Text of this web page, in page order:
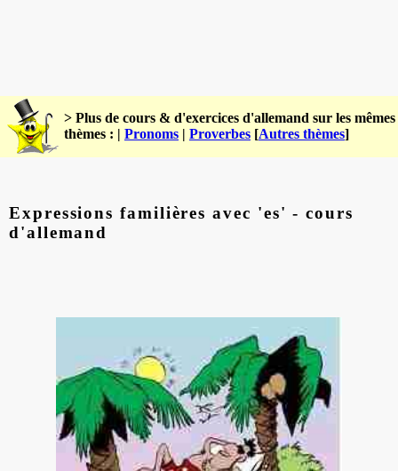
> Plus de cours & d'exercices d'allemand sur les mêmes
thèmes : | Pronoms | Proverbes [Autres thèmes]
Expressions familières avec 'es' - cours
d'allemand